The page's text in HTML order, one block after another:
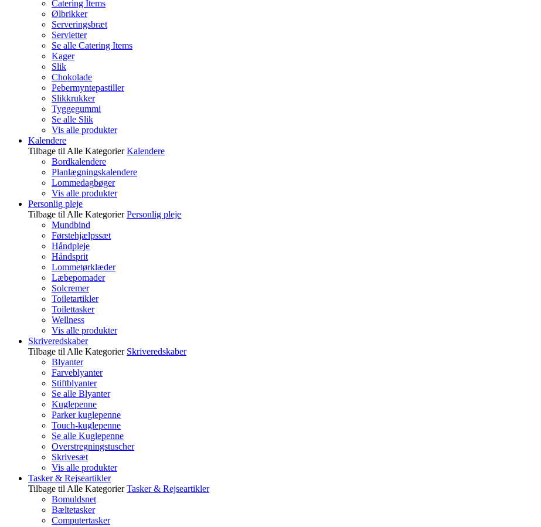
Catering Items
Ølbrikker
Serveringsbræt
Servietter
Se alle Catering Items
Kager
Slik
Chokolade
Pebermyntepastiller
Slikkrukker
Tyggegummi
Se alle Slik
Vis alle produkter
Kalendere
Tilbage til Alle Kategorier Kalendere
Bordkalendere
Planlægningskalendere
Lommedagbøger
Vis alle produkter
Personlig pleje
Tilbage til Alle Kategorier Personlig pleje
Mundbind
Førstehjælpssæt
Håndpleje
Håndsprit
Lommetørklæder
Læbepomader
Solcremer
Toiletartikler
Toilettasker
Wellness
Vis alle produkter
Skriveredskaber
Tilbage til Alle Kategorier Skriveredskaber
Blyanter
Farveblyanter
Stiftblyanter
Se alle Blyanter
Kuglepenne
Parker kuglepenne
Touch-kuglepenne
Se alle Kuglepenne
Overstregningstuscher
Skrivesæt
Vis alle produkter
Tasker & Rejseartikler
Tilbage til Alle Kategorier Tasker & Rejseartikler
Bomuldsnet
Bæltetasker
Computertasker